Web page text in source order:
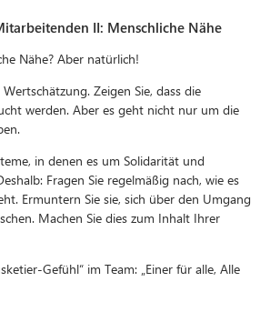
II: Menschliche Nähe
Nähe? Aber natürlich!
Zeigen Sie, dass die
werden. Aber es geht nicht nur um die
in denen es um Solidarität und
Fragen Sie regelmäßig nach, wie es
Ermuntern Sie sie, sich über den Umgang
Machen Sie dies zum Inhalt Ihrer
Gefühl“ im Team: „Einer für alle, Alle